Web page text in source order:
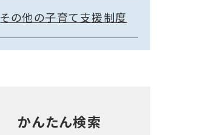
その他の子育て支援制度
かんたん検索